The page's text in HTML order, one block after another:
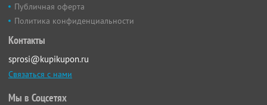
Публичная оферта
Политика конфиденциальности
Контакты
sprosi@kupikupon.ru
Связаться с нами
Мы в Соцсетях